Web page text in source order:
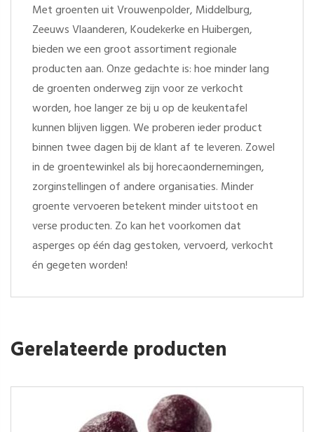
Met groenten uit Vrouwenpolder, Middelburg,
Zeeuws Vlaanderen, Koudekerke en Huibergen,
bieden we een groot assortiment regionale
producten aan. Onze gedachte is: hoe minder lang
de groenten onderweg zijn voor ze verkocht
worden, hoe langer ze bij u op de keukentafel
kunnen blijven liggen. We proberen ieder product
binnen twee dagen bij de klant af te leveren. Zowel
in de groentewinkel als bij horecaondernemingen,
zorginstellingen of andere organisaties. Minder
groente vervoeren betekent minder uitstoot en
verse producten. Zo kan het voorkomen dat
asperges op één dag gestoken, vervoerd, verkocht
én gegeten worden!
Gerelateerde producten